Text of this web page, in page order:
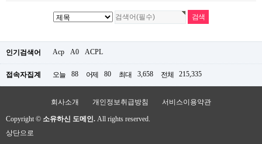
인기검색어 Acp A0 ACPL
접속자집계 오늘 88 어제 80 최대 3,658 전체 215,335
회사소개 개인정보취급방침 서비스이용약관
Copyright © 소유하신 도메인. All rights reserved.
상단으로